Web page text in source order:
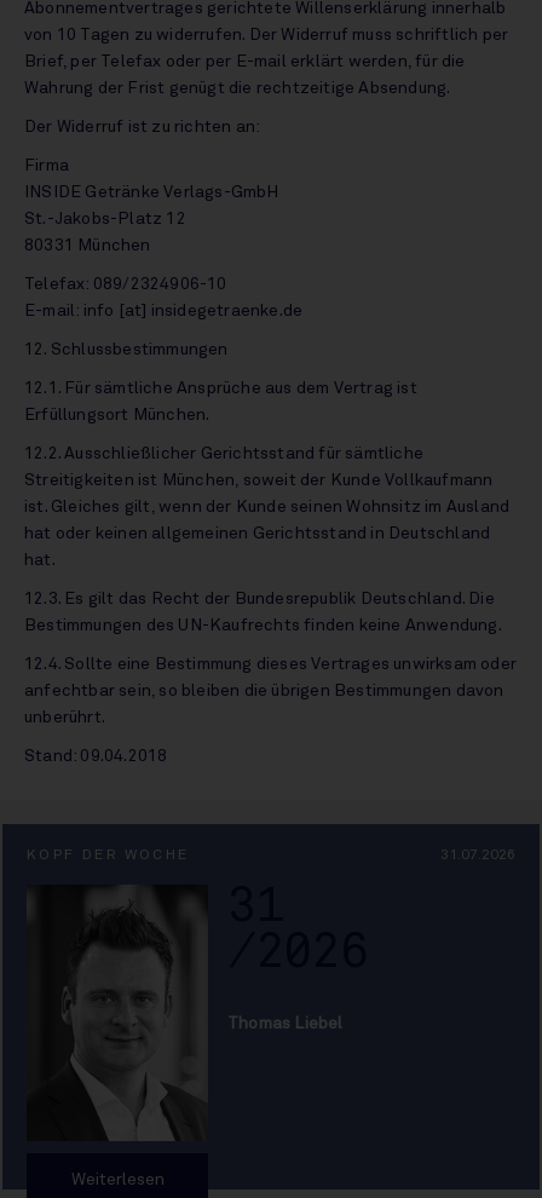
Abonnementvertrages gerichtete Willenserklärung innerhalb
von 10 Tagen zu widerrufen. Der Widerruf muss schriftlich per
Brief, per Telefax oder per E-mail erklärt werden, für die
Wahrung der Frist genügt die rechtzeitige Absendung.
Der Widerruf ist zu richten an:
Firma
INSIDE Getränke Verlags-GmbH
St.-Jakobs-Platz 12
80331 München
Telefax: 089/2324906-10
E-mail: info [at] insidegetraenke.de
12. Schlussbestimmungen
12.1. Für sämtliche Ansprüche aus dem Vertrag ist
Erfüllungsort München.
12.2. Ausschließlicher Gerichtsstand für sämtliche
Streitigkeiten ist München, soweit der Kunde Vollkaufmann
ist. Gleiches gilt, wenn der Kunde seinen Wohnsitz im Ausland
hat oder keinen allgemeinen Gerichtsstand in Deutschland
hat.
12.3. Es gilt das Recht der Bundesrepublik Deutschland. Die
Bestimmungen des UN-Kaufrechts finden keine Anwendung.
12.4. Sollte eine Bestimmung dieses Vertrages unwirksam oder
anfechtbar sein, so bleiben die übrigen Bestimmungen davon
unberührt.
Stand: 09.04.2018
KOPF DER WOCHE 31.07.2026
Thomas Liebel
Weiterlesen